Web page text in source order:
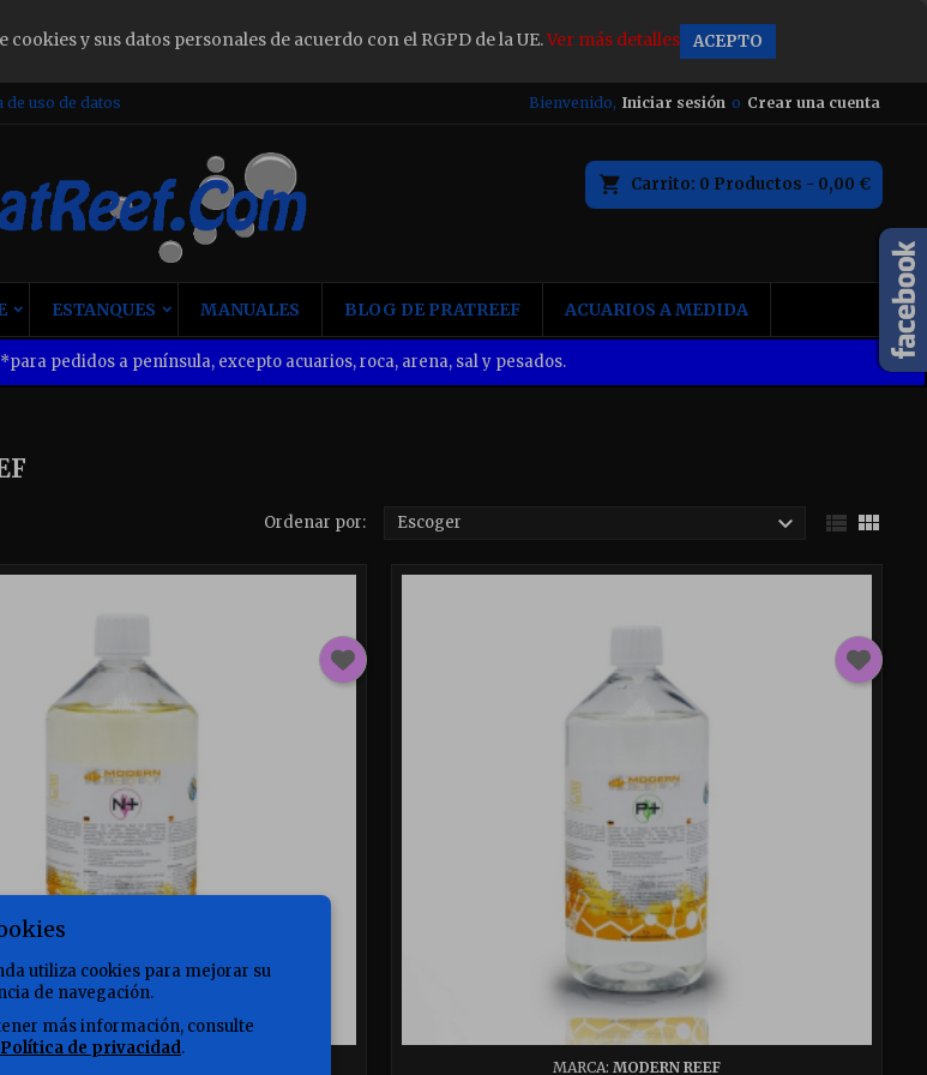
y sus datos personales de acuerdo con el RGPD de la UE.Ver más detalles ACEPTO
de uso de datos Bienvenido, Iniciar sesión o Crear una cuenta
Carrito 0 Productos - 0,00 €
ESTANQUES MANUALES BLOG DE PRATREEF ACUARIOS A MEDIDA
pedidos a península, excepto acuarios, roca, arena, sal y pesados.
Ordenar por: Escoger   
MARCA: MODERN REEF
utiliza cookies para mejorar su
de navegación.
más información, consulte
Política de privacidad.
×